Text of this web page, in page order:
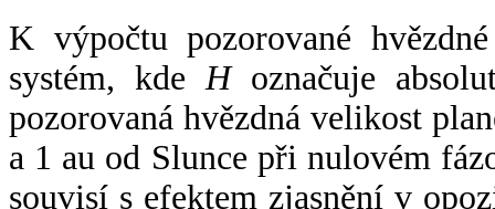
K výpočtu pozorované
systém, kde Hoznačuje
pozorovaná hvězdná velikost
a 1 au od Slunce při nulovém
souvisí s efektem zjasnění v